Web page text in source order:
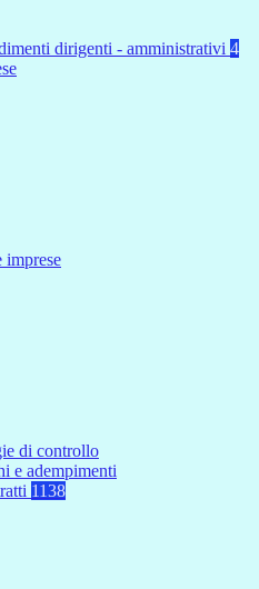
dirigenti - amministrativi 4
di controllo
e adempimenti
1138